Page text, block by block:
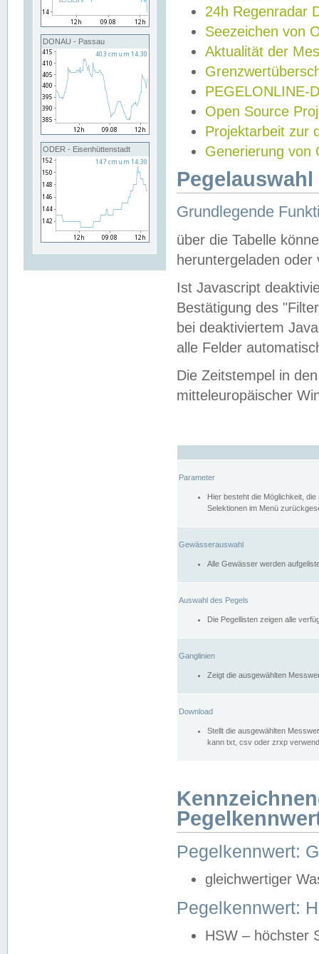
DONAU - Passau
ODER - Eisenhüttenstadt
24h Regenradar
Seezeichen von
Aktualität der
PEGELONLINE-
Open Source
Projektarbeit zur
Generierung von
Grundlegende
über die Tabelle
heruntergeladen oder
Ist Javascript
Bestätigung des
bei deaktiviertem
alle Felder
Die Zeitstempel in
mitteleuropäischer
Parameter
Hier besteht die Möglichkeit,
Selektionen im Menü
Gewässerauswahl
Alle Gewässer werden
Auswahl des Pegels
Die Pegellisten zeigen alle
Ganglinien
Zeigt die ausgewählten
Download
Stellt die ausgewählten
kann txt, csv oder zrxp
Pegelkennwert:
gleichwertiger
Pegelkennwert:
HSW – höchster